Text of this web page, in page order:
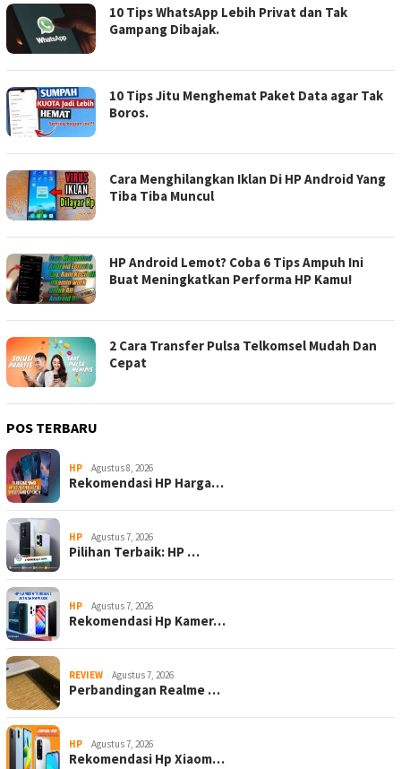
10 Tips WhatsApp Lebih Privat dan Tak
Gampang Dibajak.
10 Tips Jitu Menghemat Paket Data agar Tak
Boros.
Cara Menghilangkan Iklan Di HP Android Yang
Tiba Tiba Muncul
HP Android Lemot? Coba 6 Tips Ampuh Ini
Buat Meningkatkan Performa HP Kamu!
2 Cara Transfer Pulsa Telkomsel Mudah Dan
Cepat
POS TERBARU
HP Agustus 8, 2026
Rekomendasi HP Harga…
HP Agustus 7, 2026
Pilihan Terbaik: HP …
HP Agustus 7, 2026
Rekomendasi Hp Kamer…
REVIEW Agustus 7, 2026
Perbandingan Realme …
HP Agustus 7, 2026
Rekomendasi Hp Xiaom…